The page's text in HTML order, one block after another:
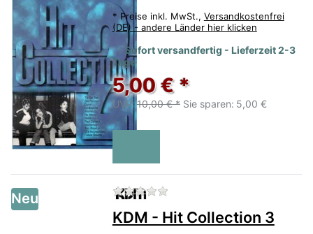
* Preise inkl. MwSt., Versandkostenfrei
(DE) - andere Länder hier klicken
Sofort versandfertig - Lieferzeit 2-3
Tage
5,00 € *
UVP: 10,00 € * Sie sparen: 5,00 €
Neu Zu diesem Produkt liegen
KDM - Hit Collection 3